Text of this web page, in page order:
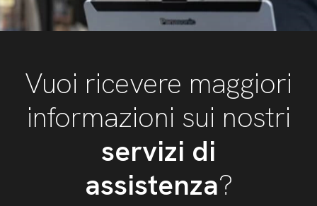
Vuoi ricevere maggiori
informazioni sui nostri
servizi di
assistenza?